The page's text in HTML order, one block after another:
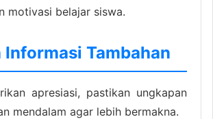
motivasi belajar siswa.
Informasi Tambahan
apresiasi, pastikan ungkapan
mendalam agar lebih bermakna.